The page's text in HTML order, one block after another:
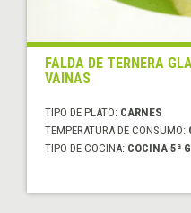
FALDA DE TERNERA
VAINAS
TIPO DE PLATO: CARNES
TEMPERATURA DE CONSUMO:
TIPO DE COCINA: COCINA 5ª